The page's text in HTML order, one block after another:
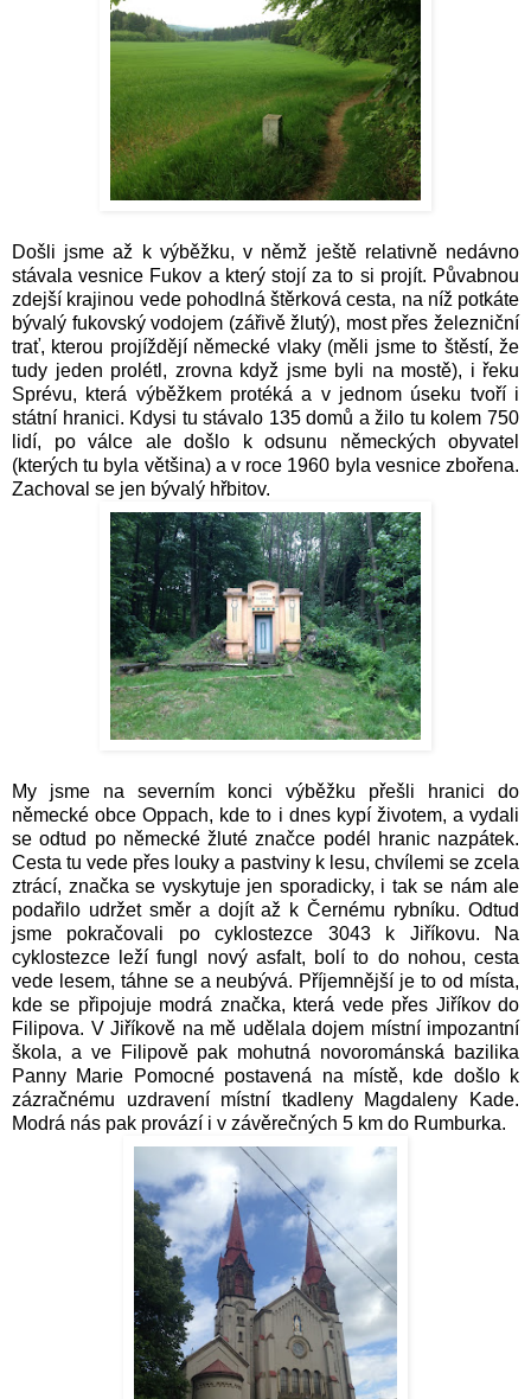
Došli jsme až k výběžku, v němž ještě relativně nedávno
stávala vesnice Fukov a který stojí za to si projít. Půvabnou
zdejší krajinou vede pohodlná štěrková cesta, na níž potkáte
bývalý fukovský vodojem (zářivě žlutý), most přes železniční
trať, kterou projíždějí německé vlaky (měli jsme to štěstí, že
tudy jeden prolétl, zrovna když jsme byli na mostě), i řeku
Sprévu, která výběžkem protéká a v jednom úseku tvoří i
státní hranici. Kdysi tu stávalo 135 domů a žilo tu kolem 750
lidí, po válce ale došlo k odsunu německých obyvatel
(kterých tu byla většina) a v roce 1960 byla vesnice zbořena.
Zachoval se jen bývalý hřbitov.
My jsme na severním konci výběžku přešli hranici do
německé obce Oppach, kde to i dnes kypí životem, a vydali
se odtud po německé žluté značce podél hranic nazpátek.
Cesta tu vede přes louky a pastviny k lesu, chvílemi se zcela
ztrácí, značka se vyskytuje jen sporadicky, i tak se nám ale
podařilo udržet směr a dojít až k Černému rybníku. Odtud
jsme pokračovali po cyklostezce 3043 k Jiříkovu. Na
cyklostezce leží fungl nový asfalt, bolí to do nohou, cesta
vede lesem, táhne se a neubývá. Příjemnější je to od místa,
kde se připojuje modrá značka, která vede přes Jiříkov do
Filipova. V Jiříkově na mě udělala dojem místní impozantní
škola, a ve Filipově pak mohutná novorománská bazilika
Panny Marie Pomocné postavená na místě, kde došlo k
zázračnému uzdravení místní tkadleny Magdaleny Kade.
Modrá nás pak provází i v závěrečných 5 km do Rumburka.